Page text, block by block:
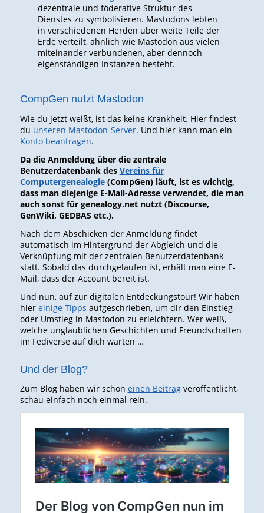
dezentrale und föderative Struktur des
Dienstes zu symbolisieren. Mastodons lebten
in verschiedenen Herden über weite Teile der
Erde verteilt, ähnlich wie Mastodon aus vielen
miteinander verbundenen, aber dennoch
eigenständigen Instanzen besteht.
CompGen nutzt Mastodon
Wie du jetzt weißt, ist das keine Krankheit. Hier findest
du unseren Mastodon-Server. Und hier kann man ein
Konto beantragen.
Da die Anmeldung über die zentrale
Benutzerdatenbank des Vereins für
Computergenealogie(CompGen) läuft, ist es wichtig,
dass man diejenige E-Mail-Adresse verwendet, die man
auch sonst für genealogy.net nutzt (Discourse,
GenWiki, GEDBAS etc.).
Nach dem Abschicken der Anmeldung findet
automatisch im Hintergrund der Abgleich und die
Verknüpfung mit der zentralen Benutzerdatenbank
statt. Sobald das durchgelaufen ist, erhält man eine E-
Mail, dass der Account bereit ist.
Und nun, auf zur digitalen Entdeckungstour! Wir haben
hier einige Tipps aufgeschrieben, um dir den Einstieg
oder Umstieg in Mastodon zu erleichtern. Wer weiß,
welche unglaublichen Geschichten und Freundschaften
im Fediverse auf dich warten …
Und der Blog?
Zum Blog haben wir schon einen Beitragveröffentlicht,
schau einfach noch einmal rein.